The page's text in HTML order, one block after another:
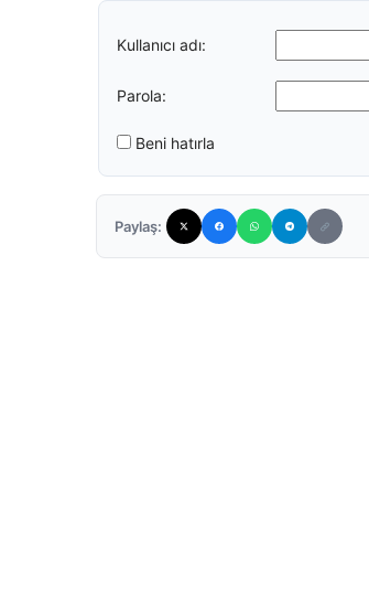
Kullanıcı adı:
Parola:
Beni hatırla
Paylaş: